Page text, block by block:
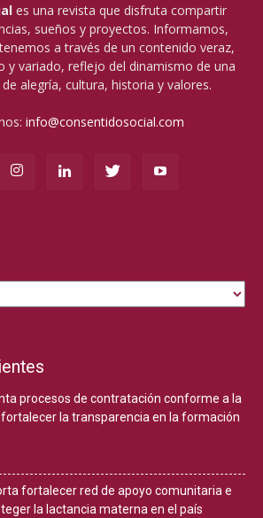
es una revista que disfruta compartir
sueños y proyectos. Informamos,
a través de un contenido veraz,
y variado, reflejo del dinamismo de una
alegría, cultura, historia y valores.
info@consentidosocial.com
procesos de contratación conforme a la
fortalecer la transparencia en la formación
fortalecer red de apoyo comunitaria e
la lactancia materna en el país